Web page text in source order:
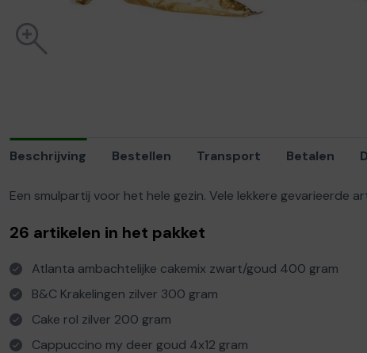
Beschrijving Bestellen Transport Betalen
Een smulpartij voor het hele gezin. Vele lekkere gevarieerde
26 artikelen in het pakket
Atlanta ambachtelijke cakemix zwart/goud 400 gram
B&C Krakelingen zilver 300 gram
Cake rol zilver 200 gram
Cappuccino my deer goud 4x12 gram